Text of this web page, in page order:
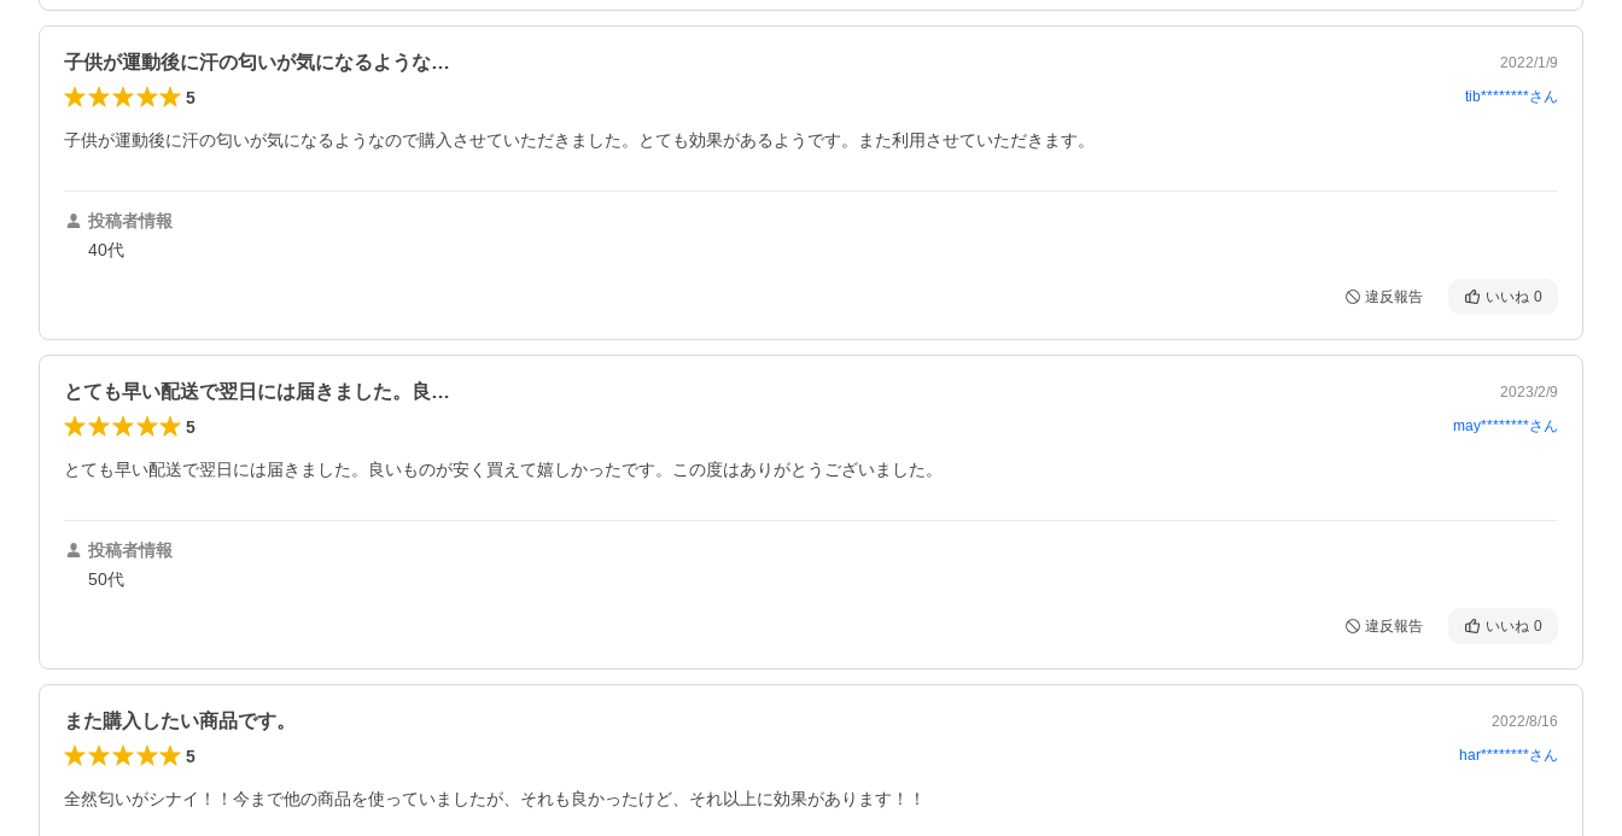
子供が運動後に汗の匂いが気になるような… 2022/1/9
5 tib********さん
子供が運動後に汗の匂いが気になるようなので購入させていただきました。とても効果があるようです。また利用させていただきます。
投稿者情報
40代
違反報告 いいね 0
とても早い配送で翌日には届きました。良… 2023/2/9
5 may********さん
とても早い配送で翌日には届きました。良いものが安く買えて嬉しかったです。この度はありがとうございました。
投稿者情報
50代
違反報告 いいね 0
また購入したい商品です。 2022/8/16
5 har********さん
全然匂いがシナイ！！今まで他の商品を使っていましたが、それも良かったけど、それ以上に効果があります！！